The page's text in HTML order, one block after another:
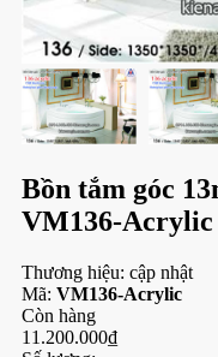
Bồn tắm góc
VM136-Acrylic
Thương hiệu: cập nhật
Mã: VM136-Acrylic
Còn hàng
11.200.000₫